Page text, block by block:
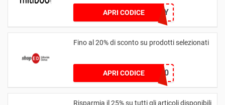
APRI CODICEHAPPY
Fino al 20% di sconto su prodotti selezionati
APRI CODICECYBER20
Risparmia il 25% su tutti gli articoli disponibili